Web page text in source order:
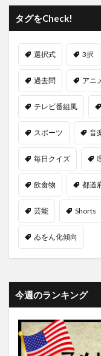
タグをCheck!
選択式 3択
過去問 アニ
テレビ番組風
スポーツ 音
毎日クイズ
飲食物 都道
芸能 Shorts
ゐをん化傾向
今週のランキング